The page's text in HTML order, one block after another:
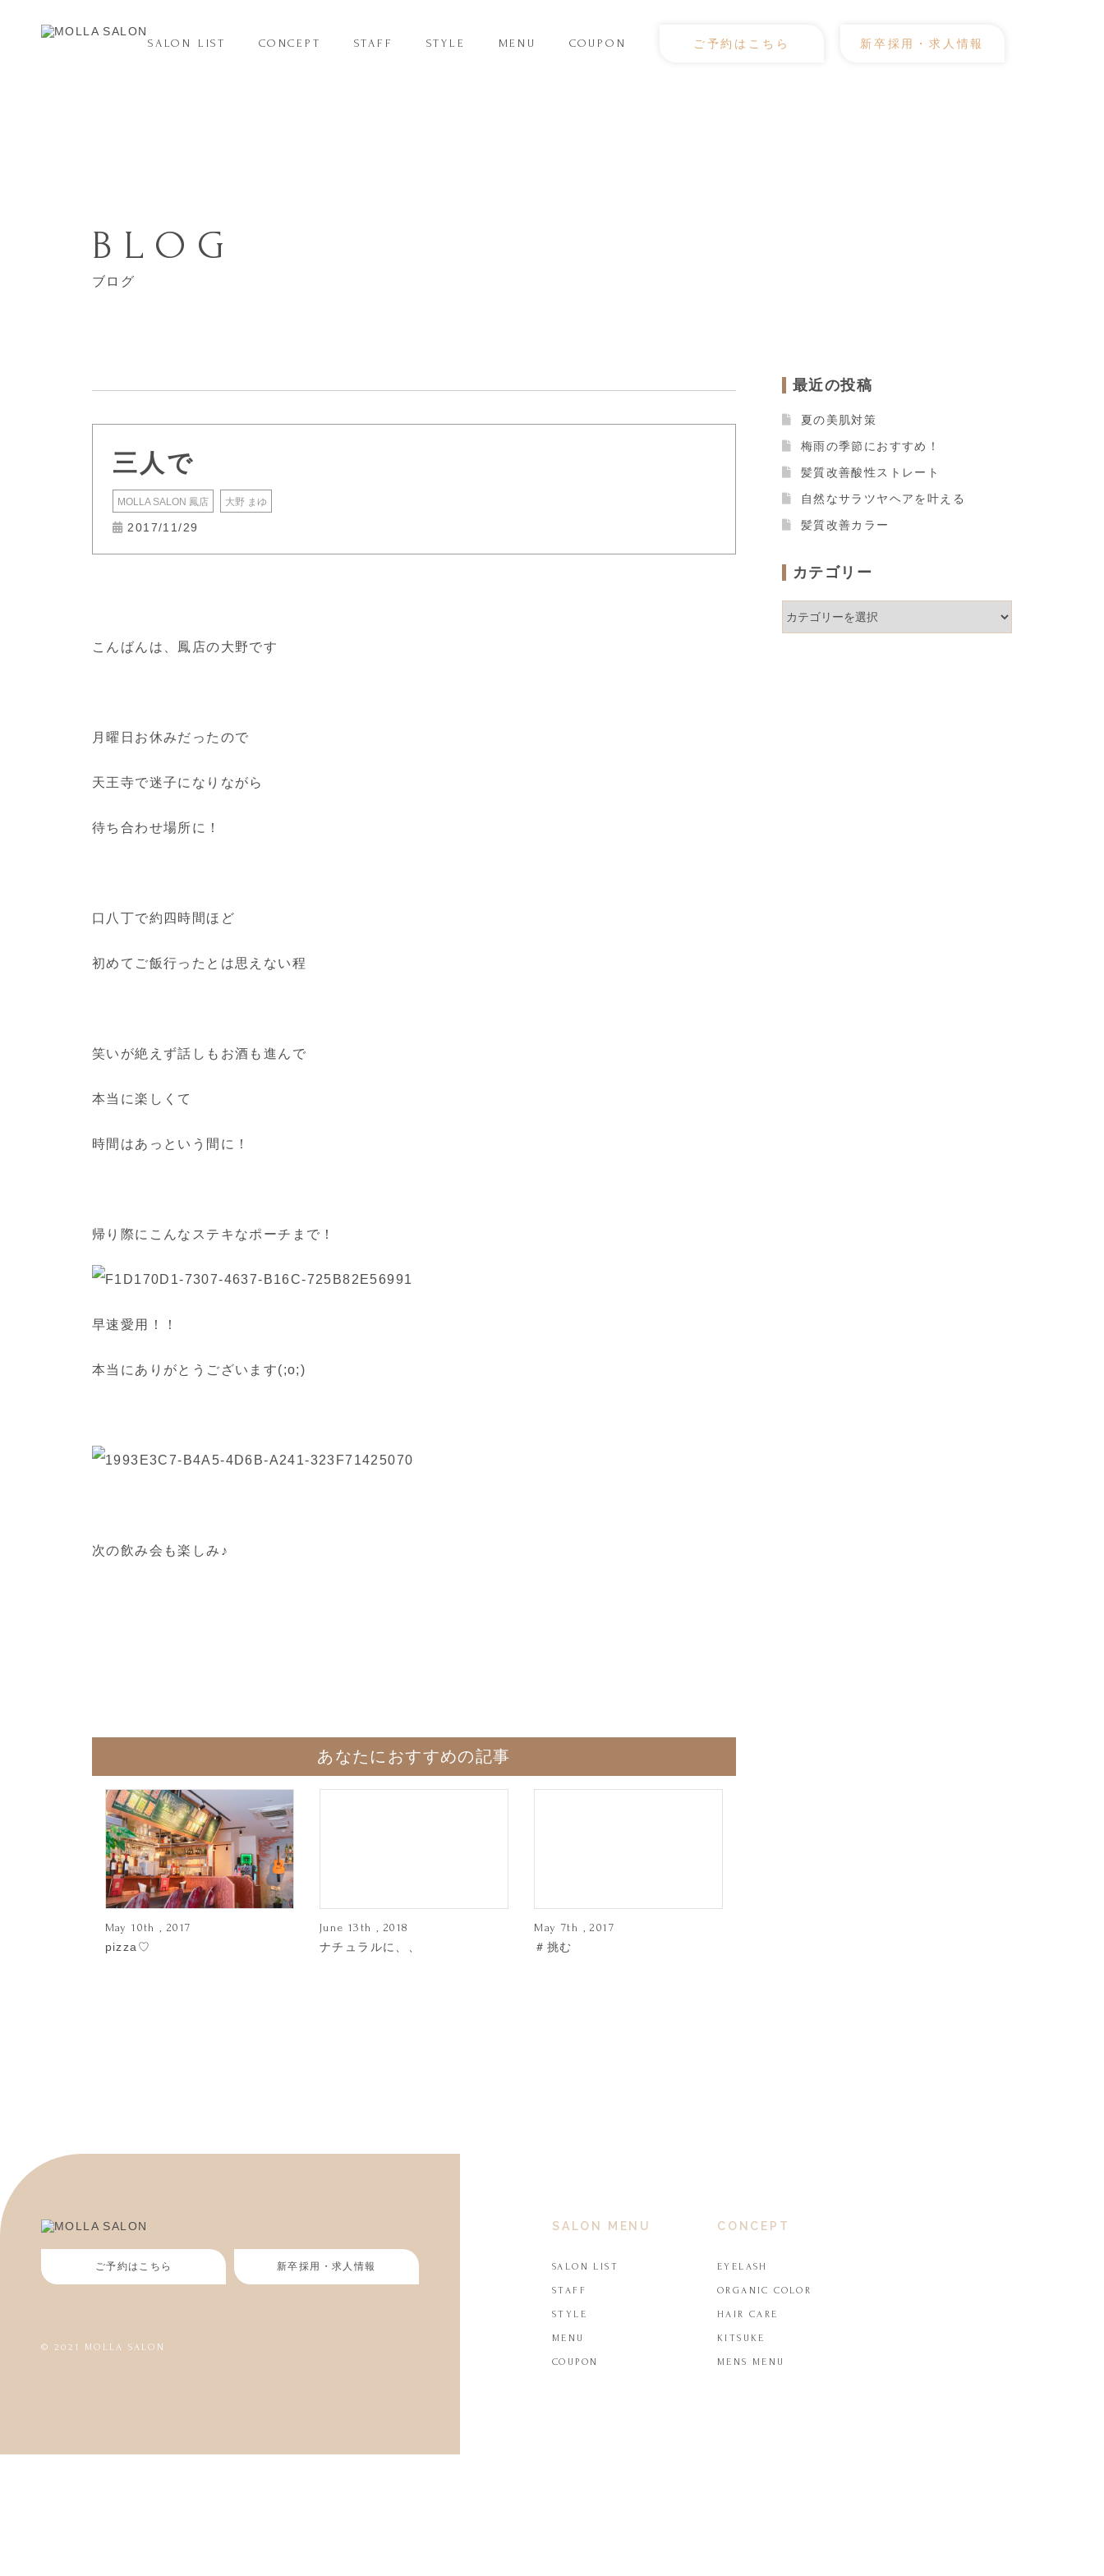
SALON LIST CONCEPT STAFF STYLE MENU COUPON ご予約はこちら 新卒採用・求人情報
BLOG
ブログ
三人で
MOLLA SALON 鳳店 大野 まゆ
2017/11/29
こんばんは、鳳店の大野です
月曜日お休みだったので
天王寺で迷子になりながら
待ち合わせ場所に！
口八丁で約四時間ほど
初めてご飯行ったとは思えない程
笑いが絶えず話しもお酒も進んで
本当に楽しくて
時間はあっという間に！
帰り際にこんなステキなポーチまで！
早速愛用！！
本当にありがとうございます(;o;)
次の飲み会も楽しみ♪
あなたにおすすめの記事
May 10th , 2017
pizza♡
June 13th , 2018
ナチュラルに、、
May 7th , 2017
＃挑む
最近の投稿
夏の美肌対策
梅雨の季節におすすめ！
髪質改善酸性ストレート
自然なサラツヤヘアを叶える
髪質改善カラー
カテゴリー
テ
ゴ
ご予約はこちら 新卒採用・求人情報
© 2021 MOLLA SALON
SALON MENU
SALON LIST
STAFF
STYLE
MENU
COUPON
CONCEPT
EYELASH
ORGANIC COLOR
HAIR CARE
KITSUKE
MENS MENU